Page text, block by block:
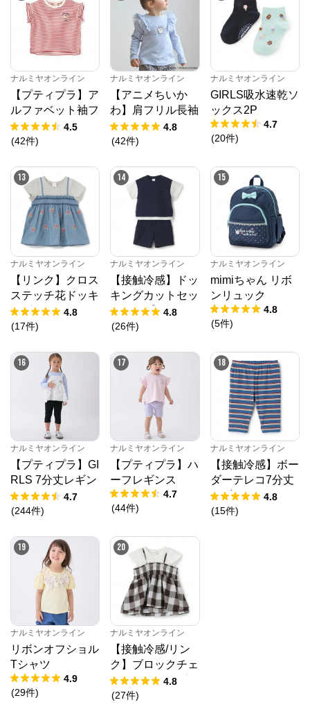
ナルミヤオンライン
【プティプラ】ア
ルファベット袖フ
リルTシャツ
4.5
(42件)
ナルミヤオンライン
【アニメちいか
わ】肩フリル長袖
Tシャツ
4.8
(42件)
ナルミヤオンライン
GIRLS吸水速乾ソ
ックス2P
4.7
(20件)
13
ナルミヤオンライン
【リンク】クロス
ステッチ花ドッキ
ングTシャツ
4.8
(17件)
14
ナルミヤオンライン
【接触冷感】ドッ
キングカットセッ
トアップ
4.8
(26件)
15
ナルミヤオンライン
mimiちゃん リボ
ンリュック
4.8
(5件)
16
ナルミヤオンライン
【プティプラ】GI
RLS 7分丈レギン
ス
4.7
(244件)
17
ナルミヤオンライン
【プティプラ】ハ
ーフレギンス
4.7
(44件)
18
ナルミヤオンライン
【接触冷感】ボー
ダーテレコ7分丈
レギンス
4.8
(15件)
19
ナルミヤオンライン
リボンオフショル
Tシャツ
4.9
(29件)
20
ナルミヤオンライン
【接触冷感/リン
ク】ブロックチェ
ックドッキングT
シャツ
4.8
(27件)